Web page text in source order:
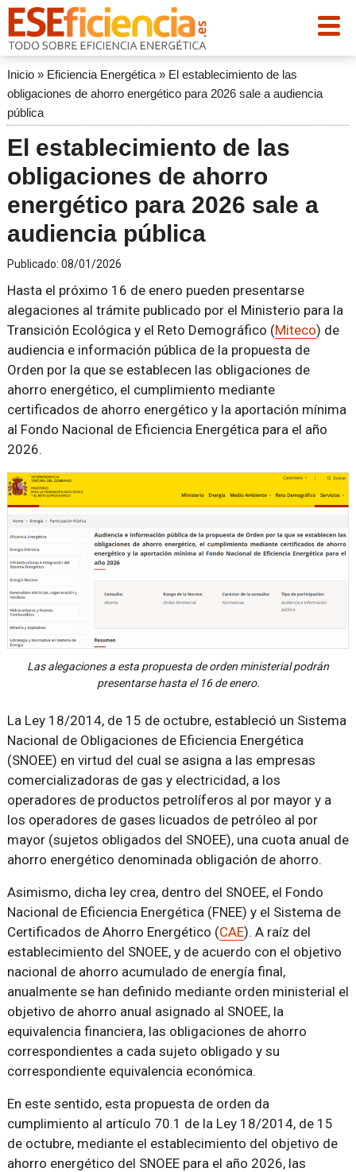
Inicio» Eficiencia Energética» El establecimiento de las
obligaciones de ahorro energético para 2026 sale a audiencia
pública
El establecimiento de las
obligaciones de ahorro
energético para 2026 sale a
audiencia pública
Publicado: 08/01/2026
Hasta el próximo 16 de enero pueden presentarse
alegaciones al trámite publicado por el Ministerio para la
Transición Ecológica y el Reto Demográfico (Miteco) de
audiencia e información pública de la propuesta de
Orden por la que se establecen las obligaciones de
ahorro energético, el cumplimiento mediante
certificados de ahorro energético y la aportación mínima
al Fondo Nacional de Eficiencia Energética para el año
2026.
Las alegaciones a esta propuesta de orden ministerial podrán
presentarse hasta el 16 de enero.
La Ley 18/2014, de 15 de octubre, estableció un Sistema
Nacional de Obligaciones de Eficiencia Energética
(SNOEE) en virtud del cual se asigna a las empresas
comercializadoras de gas y electricidad, a los
operadores de productos petrolíferos al por mayor y a
los operadores de gases licuados de petróleo al por
mayor (sujetos obligados del SNOEE), una cuota anual de
ahorro energético denominada obligación de ahorro.
Asimismo, dicha ley crea, dentro del SNOEE, el Fondo
Nacional de Eficiencia Energética (FNEE) y el Sistema de
Certificados de Ahorro Energético (CAE). A raíz del
establecimiento del SNOEE, y de acuerdo con el objetivo
nacional de ahorro acumulado de energía final,
anualmente se han definido mediante orden ministerial el
objetivo de ahorro anual asignado al SNOEE, la
equivalencia financiera, las obligaciones de ahorro
correspondientes a cada sujeto obligado y su
correspondiente equivalencia económica.
En este sentido, esta propuesta de orden da
cumplimiento al artículo 70.1 de la Ley 18/2014, de 15
de octubre, mediante el establecimiento del objetivo de
ahorro energético del SNOEE para el año 2026, las